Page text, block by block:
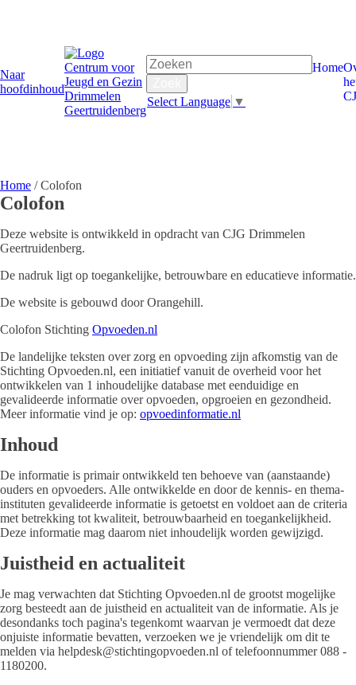
Naar
hoofdinhoud
Select Language ▼
Home
Home /Colofon
Colofon
Deze website is ontwikkeld in opdracht van CJG Drimmelen
Geertruidenberg.
De nadruk ligt op toegankelijke, betrouwbare en educatieve informatie.
De website is gebouwd door Orangehill.
Colofon Stichting Opvoeden.nl
De landelijke teksten over zorg en opvoeding zijn afkomstig van de
Stichting Opvoeden.nl, een initiatief vanuit de overheid voor het
ontwikkelen van 1 inhoudelijke database met eenduidige en
gevalideerde informatie over opvoeden, opgroeien en gezondheid.
Meer informatie vind je op: opvoedinformatie.nl
Inhoud
De informatie is primair ontwikkeld ten behoeve van (aanstaande)
ouders en opvoeders. Alle ontwikkelde en door de kennis- en thema-
instituten gevalideerde informatie is getoetst en voldoet aan de criteria
met betrekking tot kwaliteit, betrouwbaarheid en toegankelijkheid.
Deze informatie mag daarom niet inhoudelijk worden gewijzigd.
Juistheid en actualiteit
Je mag verwachten dat Stichting Opvoeden.nl de grootst mogelijke
zorg besteedt aan de juistheid en actualiteit van de informatie. Als je
desondanks toch pagina's tegenkomt waarvan je vermoedt dat deze
onjuiste informatie bevatten, verzoeken we je vriendelijk om dit te
melden via helpdesk@stichtingopvoeden.nl of telefoonnummer 088 -
1180200.